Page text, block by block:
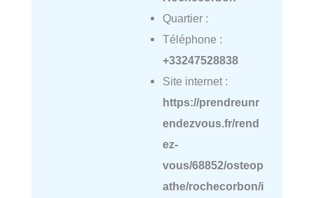
Quartier :
Téléphone :
+33247528838
Site internet :
https://prendreunr
endezvous.fr/rend
ez-
vous/68852/osteop
athe/rochecorbon/i